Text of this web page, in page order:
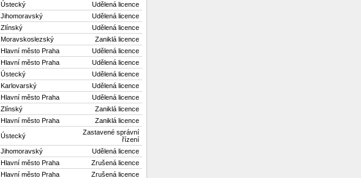
Ústecký
Udělená licence
Jihomoravský
Udělená licence
Zlínský
Udělená licence
Moravskoslezský
Zaniklá licence
Hlavní město Praha
Udělená licence
Hlavní město Praha
Udělená licence
Ústecký
Udělená licence
Karlovarský
Udělená licence
Hlavní město Praha
Udělená licence
Zlínský
Zaniklá licence
Hlavní město Praha Zaniklá licence
Ústecký
Zastavené správní
řízení
Jihomoravský
Udělená licence
Hlavní město Praha
Zrušená licence
Hlavní město Praha Zrušená licence